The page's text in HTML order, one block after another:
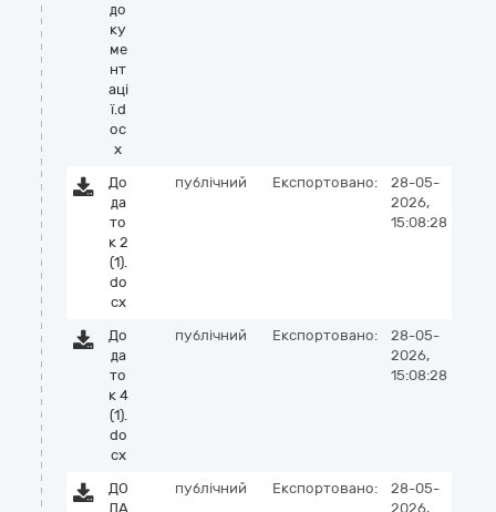
до
ку
ме
нт
аці
ї.d
oc
x
До
да
то
к 2
(1).
do
cx
публічний Експортовано:
28-05-
2026,
15:08:28
До
да
то
к 4
(1).
do
cx
публічний Експортовано:
28-05-
2026,
15:08:28
ДО
ДА
публічний Експортовано:
28-05-
2026,